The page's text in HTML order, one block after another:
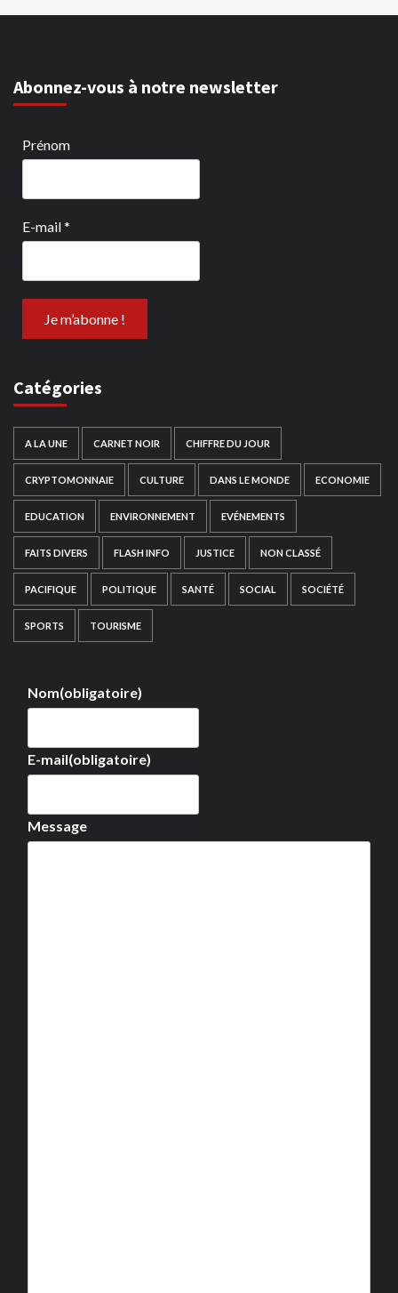
Abonnez-vous à notre newsletter
Prénom
E-mail*
Catégories
A LA UNE CARNET NOIR CHIFFRE DU JOUR
CRYPTOMONNAIE CULTURE DANS LE MONDE ECONOMIE
EDUCATION ENVIRONNEMENT EVÉNEMENTS
FAITS DIVERS FLASH INFO JUSTICE NON CLASSÉ
PACIFIQUE POLITIQUE SANTÉ SOCIAL SOCIÉTÉ
SPORTS TOURISME
Nom(obligatoire)
E-mail(obligatoire)
Message